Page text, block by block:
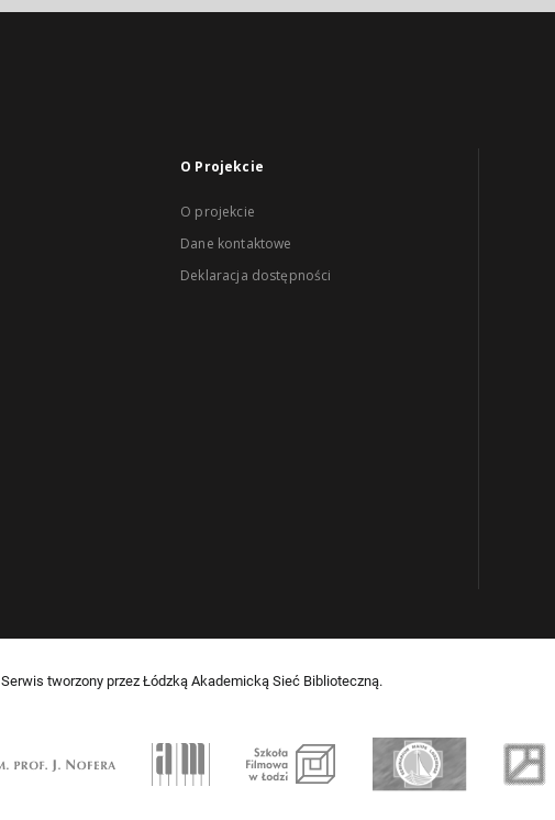
O Projekcie
O projekcie
Dane kontaktowe
Deklaracja dostępności
Serwis tworzony przez Łódzką Akademicką Sieć Biblioteczną.